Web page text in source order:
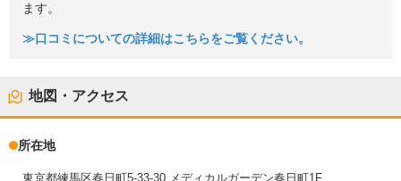
ます。
≫口コミについての詳細はこちらをご覧ください。
地図・アクセス
所在地
東京都練馬区春日町5-33-30 メディカルガーデン春日町1F